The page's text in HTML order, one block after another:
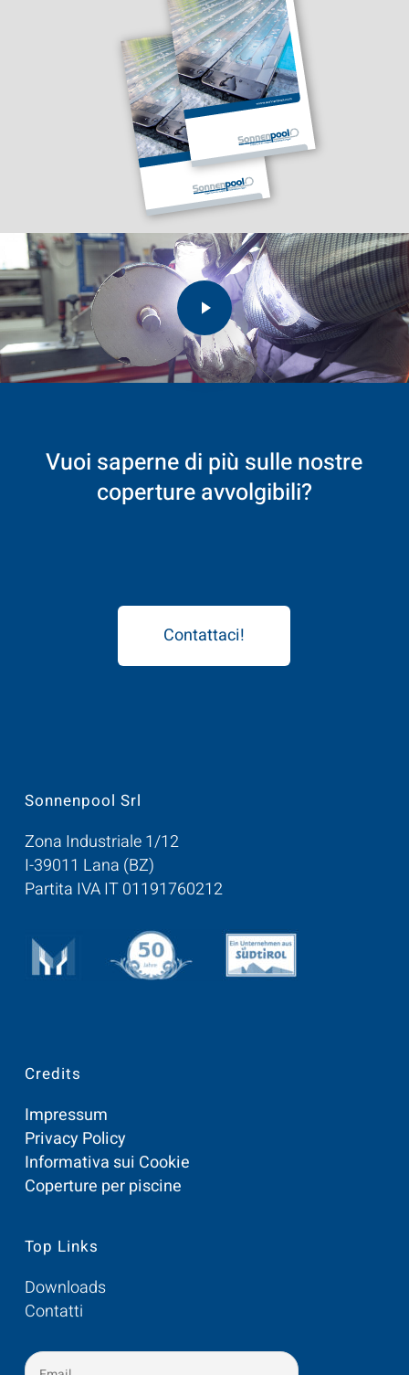
Video
Play Video
Vuoi sapernedi più sullenostre
copertureavvolgibili?
Contattaci!
Sonnenpool Srl
Zona Industriale 1/12
I-39011 Lana (BZ)
Partita IVA IT 01191760212
Credits
Impressum
Privacy Policy
Informativa sui Cookie
Coperture per piscine
Top Links
Downloads
Contatti